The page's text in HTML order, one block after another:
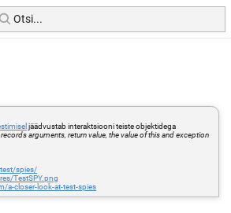
jäädvustab interaktsiooni teiste objektidega
arguments, return value, the value of this and exception
spies/
TestSPY.png
a-closer-look-at-test-spies